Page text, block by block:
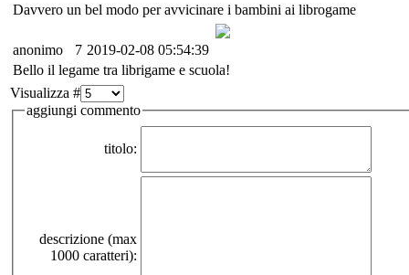
Davvero un bel modo per avvicinare i bambini ai librogame
anonimo 7 2019-02-08 05:54:39
Bello il legame tra librigame e scuola!
Visualizza #
aggiungi commento
titolo:
descrizione (max
1000 caratteri):